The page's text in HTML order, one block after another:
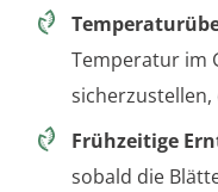
Temperatur im
sicherzustellen,
Frühzeitige
sobald die